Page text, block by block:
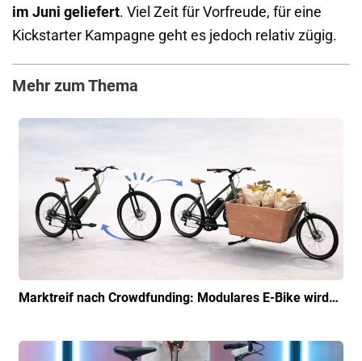
im Juni geliefert. Viel Zeit für Vorfreude, für eine
Kickstarter Kampagne geht es jedoch relativ zügig.
Mehr zum Thema
Marktreif nach Crowdfunding: Modulares E-Bike wird…